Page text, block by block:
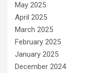
May 2025
April 2025
March 2025
February 2025
January 2025
December 2024